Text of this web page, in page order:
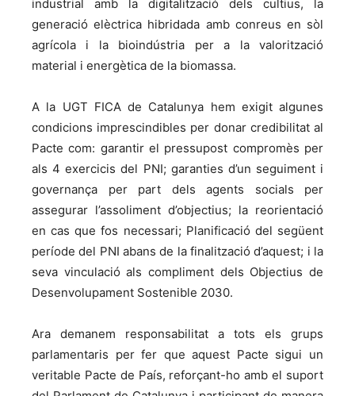
industrial amb la digitalització dels cultius, la
generació elèctrica hibridada amb conreus en sòl
agrícola i la bioindústria per a la valorització
material i energètica de la biomassa.
A la UGT FICA de Catalunya hem exigit algunes
condicions imprescindibles per donar credibilitat al
Pacte com: garantir el pressupost compromès per
als 4 exercicis del PNI; garanties d’un seguiment i
governança per part dels agents socials per
assegurar l’assoliment d’objectius; la reorientació
en cas que fos necessari; Planificació del següent
període del PNI abans de la finalització d’aquest; i la
seva vinculació als compliment dels Objectius de
Desenvolupament Sostenible 2030.
Ara demanem responsabilitat a tots els grups
parlamentaris per fer que aquest Pacte sigui un
veritable Pacte de País, reforçant-ho amb el suport